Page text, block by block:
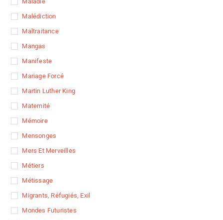
Malédiction
Maltraitance
Mangas
Manifeste
Mariage Forcé
Martin Luther King
Maternité
Mémoire
Mensonges
Mers Et Merveilles
Métiers
Métissage
Migrants, Réfugiés, Exil
Mondes Futuristes